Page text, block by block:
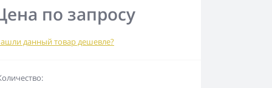
по запросу
данный товар дешевле?